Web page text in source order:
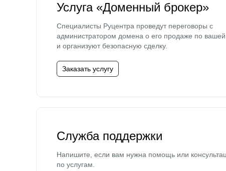
Услуга «Доменный брокер»
Специалисты Руцентра проведут переговоры с
администратором домена о его продаже по
и организуют безопасную сделку.
Заказать услугу
Служба поддержки
Напишите, если вам нужна помощь или
по услугам.